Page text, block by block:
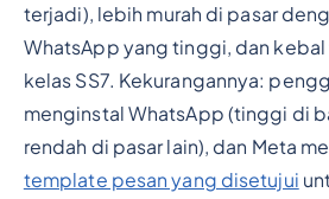
terjadi), lebih murah di pasar
WhatsApp yang tinggi, dan
kelas SS7. Kekurangannya:
menginstal WhatsApp (tinggi di
rendah di pasar lain), dan Meta
template pesan yang disetujui